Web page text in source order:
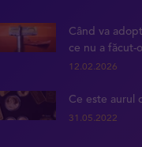
Când va
ce nu a făcut-
12.02.2026
Ce este aurul
31.05.2022